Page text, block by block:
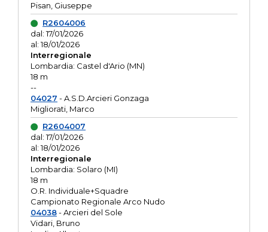
Pisan, Giuseppe
R2604006
dal: 17/01/2026
al: 18/01/2026
Interregionale
Lombardia: Castel d'Ario (MN)
18 m
--
04027 - A.S.D.Arcieri Gonzaga
Migliorati, Marco
R2604007
dal: 17/01/2026
al: 18/01/2026
Interregionale
Lombardia: Solaro (MI)
18 m
O.R. Individuale+Squadre
Campionato Regionale Arco Nudo
04038- Arcieri del Sole
Vidari, Bruno